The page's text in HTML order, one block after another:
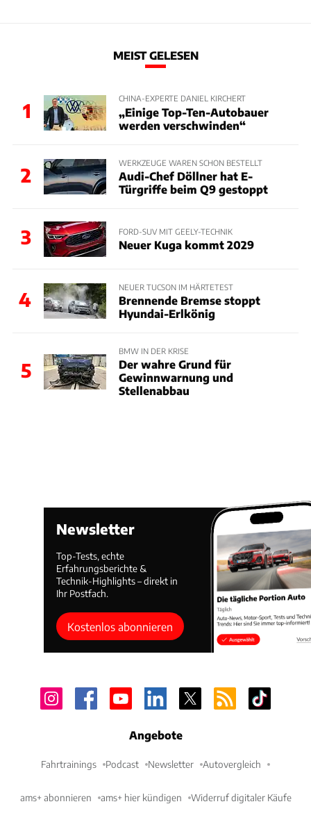
MEIST GELESEN
1
CHINA-EXPERTE DANIEL KIRCHERT
„Einige Top-Ten-Autobauer
werden verschwinden“
2
WERKZEUGE WAREN SCHON BESTELLT
Audi-Chef Döllner hat E-
Türgriffe beim Q9 gestoppt
3 FORD-SUV MIT GEELY-TECHNIK
Neuer Kuga kommt 2029
4
NEUER TUCSON IM HÄRTETEST
Brennende Bremse stoppt
Hyundai-Erlkönig
5
BMW IN DER KRISE
Der wahre Grund für
Gewinnwarnung und
Stellenabbau
Newsletter
Top-Tests, echte
Erfahrungsberichte &
Technik-Highlights – direkt in
Ihr Postfach.
Kostenlos abonnieren
Angebote
Fahrtrainings Podcast Newsletter Autovergleich
ams+ abonnieren ams+ hier kündigen Widerruf digitaler Käufe